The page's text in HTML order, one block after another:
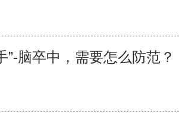
脑卒中，需要怎么防范？